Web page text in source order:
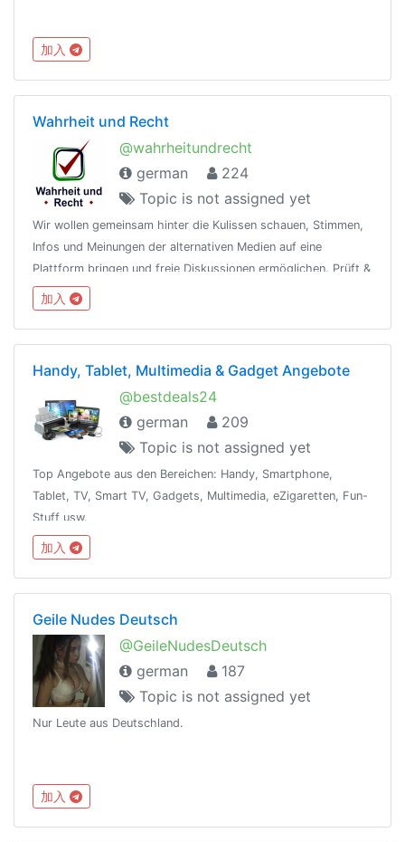
加入
Wahrheit und Recht
@wahrheitundrecht
german
224
Topic is not assigned yet
Wir wollen gemeinsam hinter die Kulissen schauen, Stimmen,
Infos und Meinungen der alternativen Medien auf eine
Plattform bringen und freie Diskussionen ermöglichen. Prüft &
recherchiert bevor ihr etwas glaubt. Hier zensurfrei. Bitte
geht respektvoll um.
加入
Handy, Tablet, Multimedia & Gadget Angebote
@bestdeals24
german
209
Topic is not assigned yet
Top Angebote aus den Bereichen: Handy, Smartphone,
Tablet, TV, Smart TV, Gadgets, Multimedia, eZigaretten, Fun-
Stuff usw.
加入
Geile Nudes Deutsch
@GeileNudesDeutsch
german
187
Topic is not assigned yet
Nur Leute aus Deutschland.
加入